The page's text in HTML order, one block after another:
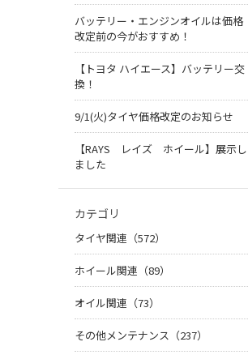
バッテリー・エンジンオイルは価格
改定前の今がおすすめ！
【トヨタ ハイエース】バッテリー交
換！
9/1(火)タイヤ価格改定のお知らせ
【RAYS レイズ ホイール】展示し
ました
カテゴリ
タイヤ関連（572）
ホイール関連（89）
オイル関連（73）
その他メンテナンス（237）